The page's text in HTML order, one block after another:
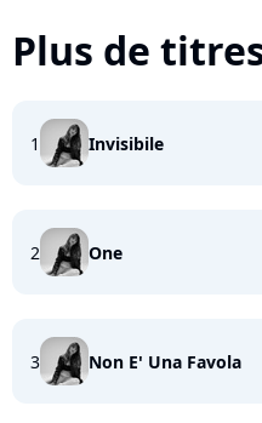
Plus de
1 Invisibile
2 One
3 Non E' Una Favola